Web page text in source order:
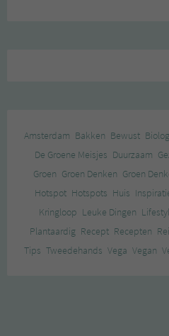
Amsterdam Bakken Bewust
De Groene Meisjes Duurzaam
Groen Groen Denken Groen
Hotspot Hotspots Huis
Kringloop Leuke Dingen
Plantaardig Recept Recepten
Tips Tweedehands Vega Vegan